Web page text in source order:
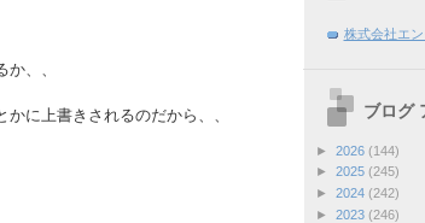
、、
に上書きされるのだから、、
株式会社エン
ブログ
► 2026 (144)
► 2025 (245)
► 2024 (242)
► 2023 (246)